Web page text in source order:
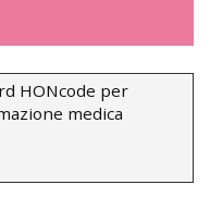
HONcode per
medica